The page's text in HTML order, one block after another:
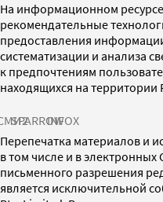
На информационном
рекомендательные
предоставления
систематизации и анализа
к предпочтениям
находящихся на
SPARROWINFOX
Перепечатка материалов и
в том числе и в
письменного разрешения
является исключительной